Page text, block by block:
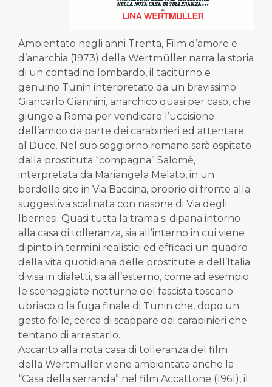
Ambientato negli anni Trenta, Film d’amore e
d’anarchia (1973) della Wertmüller narra la storia
di un contadino lombardo, il taciturno e
genuino Tunin interpretato da un bravissimo
Giancarlo Giannini, anarchico quasi per caso, che
giunge a Roma per vendicare l’uccisione
dell’amico da parte dei carabinieri ed attentare
al Duce. Nel suo soggiorno romano sarà ospitato
dalla prostituta “compagna” Salomè,
interpretata da Mariangela Melato, in un
bordello sito in Via Baccina, proprio di fronte alla
suggestiva scalinata con nasone di Via degli
Ibernesi. Quasi tutta la trama si dipana intorno
alla casa di tolleranza, sia all’interno in cui viene
dipinto in termini realistici ed efficaci un quadro
della vita quotidiana delle prostitute e dell’Italia
divisa in dialetti, sia all’esterno, come ad esempio
le sceneggiate notturne del fascista toscano
ubriaco o la fuga finale di Tunin che, dopo un
gesto folle, cerca di scappare dai carabinieri che
tentano di arrestarlo.
Accanto alla nota casa di tolleranza del film
della Wertmuller viene ambientata anche la
“Casa della serranda” nel film Accattone (1961), il